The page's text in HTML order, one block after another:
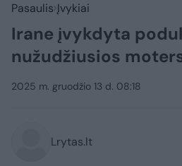
Pasaulis Įvykiai
Irane įvykdyta
nužudžiusios
2025 m. gruodžio 13 d. 08:18
Lrytas.lt